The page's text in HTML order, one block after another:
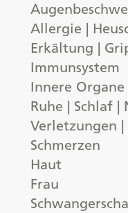
Allergie |
Erkältung |
Immunsystem
Innere
Ruhe | Schlaf |
Verletzungen |
Schmerzen
Haut
Frau